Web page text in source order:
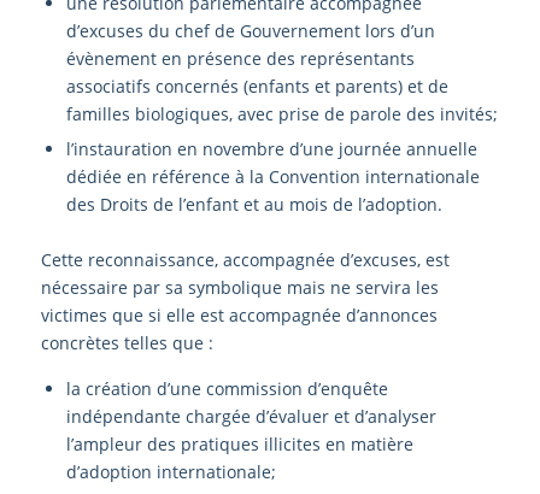
d’excuses du chef de Gouvernement lors d’un
évènement en présence des représentants
associatifs concernés (enfants et parents) et de
familles biologiques, avec prise de parole des invités;
l’instauration en novembre d’une journée annuelle
dédiée en référence à la Convention internationale
des Droits de l’enfant et au mois de l’adoption.
Cette reconnaissance, accompagnée d’excuses, est
nécessaire par sa symbolique mais ne servira les
victimes que si elle est accompagnée d’annonces
concrètes telles que :
la création d’une commission d’enquête
indépendante chargée d’évaluer et d’analyser
l’ampleur des pratiques illicites en matière
d’adoption internationale;